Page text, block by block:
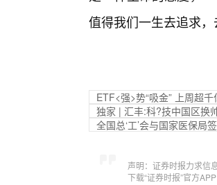
值得我们一生去追求
ETF<强>势“吸金” 上周超
独家 | 汇丰:科?技中国区换
全国总‘工’会与国家医保局
声明：证券时报力求信
下载“证券时报”官方